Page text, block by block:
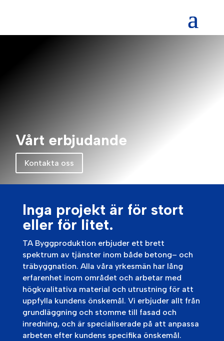
Vårt erbjudande
Kontakta oss
Inga projekt är för stort
eller för litet.
TA Byggproduktion erbjuderett brett
spektrum av tjänsterinom bådebetong– och
träbyggnation. Alla våra yrkesmän harlång
erfarenhet inom området och arbetarmed
högkvalitativa material och utrustning föratt
uppfylla kundens önskemål. Vi erbjuderallt från
grundläggning och stommetill fasad och
inredning,och ärspecialiseradepå att anpassa
arbeten efterkundens specifika önskemål.